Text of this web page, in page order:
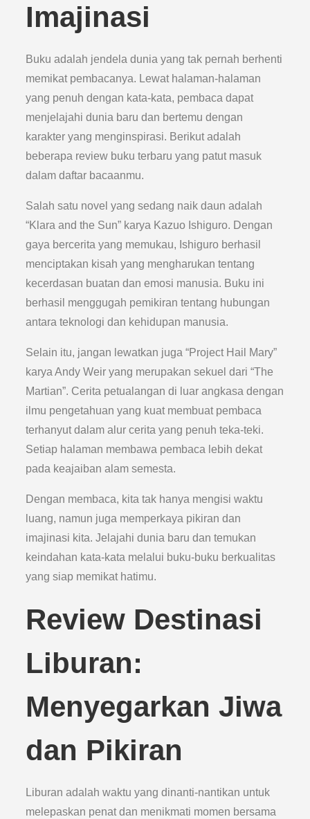
Imajinasi
Buku adalah jendela dunia yang tak pernah berhenti
memikat pembacanya. Lewat halaman-halaman
yang penuh dengan kata-kata, pembaca dapat
menjelajahi dunia baru dan bertemu dengan
karakter yang menginspirasi. Berikut adalah
beberapa review buku terbaru yang patut masuk
dalam daftar bacaanmu.
Salah satu novel yang sedang naik daun adalah
“Klara and the Sun” karya Kazuo Ishiguro. Dengan
gaya bercerita yang memukau, Ishiguro berhasil
menciptakan kisah yang mengharukan tentang
kecerdasan buatan dan emosi manusia. Buku ini
berhasil menggugah pemikiran tentang hubungan
antara teknologi dan kehidupan manusia.
Selain itu, jangan lewatkan juga “Project Hail Mary”
karya Andy Weir yang merupakan sekuel dari “The
Martian”. Cerita petualangan di luar angkasa dengan
ilmu pengetahuan yang kuat membuat pembaca
terhanyut dalam alur cerita yang penuh teka-teki.
Setiap halaman membawa pembaca lebih dekat
pada keajaiban alam semesta.
Dengan membaca, kita tak hanya mengisi waktu
luang, namun juga memperkaya pikiran dan
imajinasi kita. Jelajahi dunia baru dan temukan
keindahan kata-kata melalui buku-buku berkualitas
yang siap memikat hatimu.
Review Destinasi
Liburan:
Menyegarkan Jiwa
dan Pikiran
Liburan adalah waktu yang dinanti-nantikan untuk
melepaskan penat dan menikmati momen bersama